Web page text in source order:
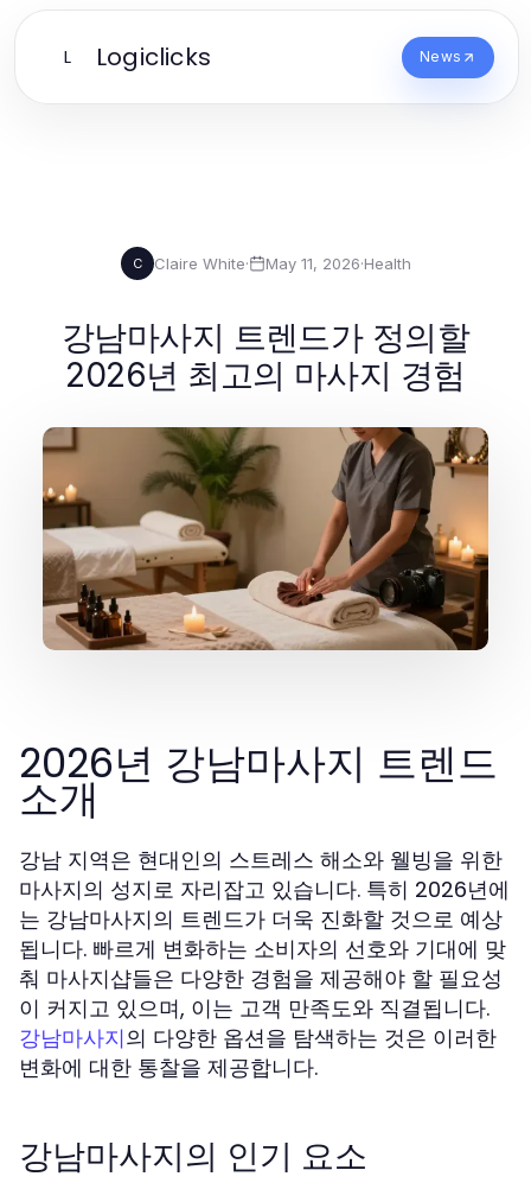
L Logiclicks News
C Claire White· May 11, 2026·Health
강남마사지 트렌드가 정의할
2026년 최고의 마사지 경험
2026년 강남마사지 트렌드
소개
강남 지역은 현대인의 스트레스 해소와 웰빙을 위한
마사지의 성지로 자리잡고 있습니다. 특히 2026년에
는 강남마사지의 트렌드가 더욱 진화할 것으로 예상
됩니다. 빠르게 변화하는 소비자의 선호와 기대에 맞
춰 마사지샵들은 다양한 경험을 제공해야 할 필요성
이 커지고 있으며, 이는 고객 만족도와 직결됩니다.
강남마사지의 다양한 옵션을 탐색하는 것은 이러한
변화에 대한 통찰을 제공합니다.
강남마사지의 인기 요소